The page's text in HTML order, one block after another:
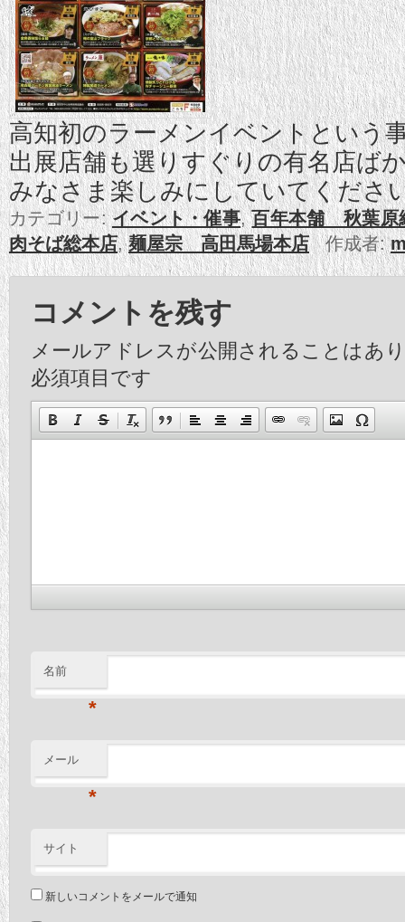
高知初のラーメンイベントという
出展店舗も選りすぐりの有名店ば
みなさま楽しみにしていてくださ
カテゴリー:イベント・催事,百年本舗 秋葉原
肉そば総本店,麺屋宗 高田馬場本店作成者:
コメントを残す
メールアドレスが公開されることはあ
必須項目です
名前
*
メール
*
サイト
新しいコメントをメールで通知